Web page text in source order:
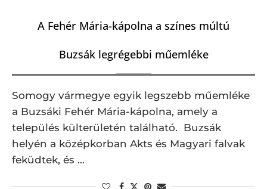
A Fehér Mária-kápolna a színes múltú
Buzsák legrégebbi műemléke
Somogy vármegye egyik legszebb műemléke
a Buzsáki Fehér Mária-kápolna, amely a
település külterületén található. Buzsák
helyén a középkorban Akts és Magyari falvak
feküdtek, és …